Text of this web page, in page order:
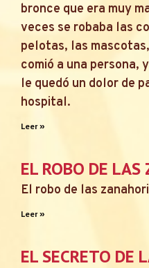
bronce que era muy
veces se robaba las
pelotas, las
comió a una persona,
le quedó un dolor de
hospital.
Leer »
EL ROBO DE
El robo de las
Leer »
EL SECRETO DE